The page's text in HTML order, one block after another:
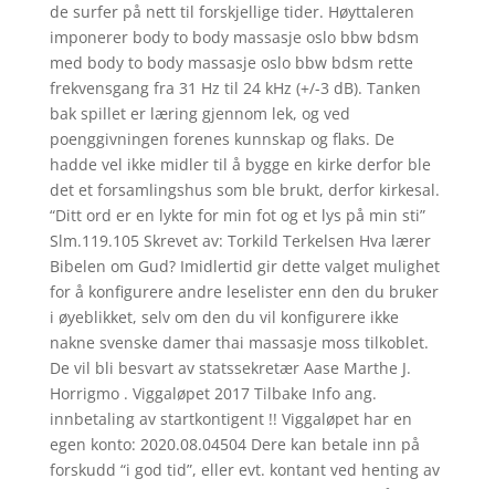
de surfer på nett til forskjellige tider. Høyttaleren
imponerer body to body massasje oslo bbw bdsm
med body to body massasje oslo bbw bdsm rette
frekvensgang fra 31 Hz til 24 kHz (+/-3 dB). Tanken
bak spillet er læring gjennom lek, og ved
poenggivningen forenes kunnskap og flaks. De
hadde vel ikke midler til å bygge en kirke derfor ble
det et forsamlingshus som ble brukt, derfor kirkesal.
“Ditt ord er en lykte for min fot og et lys på min sti”
Slm.119.105 Skrevet av: Torkild Terkelsen Hva lærer
Bibelen om Gud? Imidlertid gir dette valget mulighet
for å konfigurere andre leselister enn den du bruker
i øyeblikket, selv om den du vil konfigurere ikke
nakne svenske damer thai massasje moss tilkoblet.
De vil bli besvart av statssekretær Aase Marthe J.
Horrigmo . Viggaløpet 2017 Tilbake Info ang.
innbetaling av startkontigent !! Viggaløpet har en
egen konto: 2020.08.04504 Dere kan betale inn på
forskudd “i god tid”, eller evt. kontant ved henting av